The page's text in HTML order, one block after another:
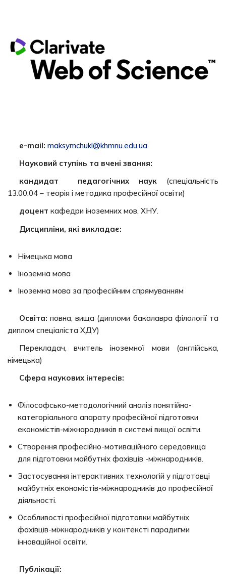
e-mail: maksymchukl@khmnu.edu.ua
Науковий ступінь та вчені звання:
кандидат педагогічних наук(спеціальність
13.00.04 – теорія і методика професійної освіти)
доцент кафедри іноземних мов, ХНУ.
Дисципліни, які викладає:
Німецька мова
Іноземна мова
Іноземна мова за професійним спрямуванням
Освіта: повна, вища (дипломи бакалавра філології та
диплом спеціаліста ХДУ)
Перекладач, вчитель іноземної мови (англійська,
німецька)
Сфера наукових інтересів:
Філософсько-методологічний аналіз понятійно-
категоріального апарату професійної підготовки
економістів-міжнародників в системі вищої освіти.
Створення професійно-мотиваційного середовища
для підготовки майбутніх фахівців -міжнародників.
Застосування інтерактивних технологій у підготовці
майбутніх економістів-міжнародників до професійної
діяльності.
Особливості професійної підготовки майбутніх
фахівців-міжнародників у контексті парадигми
інноваційної освіти.
Публікації: